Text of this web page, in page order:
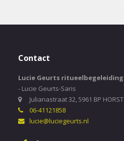
Contact
Lucie Geurts ritueelbegeleiding
- Lucie Geurts-Saris
Julianastraat 32, 5961 BP HORST
06-41121858
lucie@luciegeurts.nl